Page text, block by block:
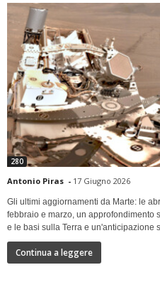
280
Antonio Piras - 17 Giugno 2026
Gli ultimi aggiornamenti da Marte: le
febbraio e marzo, un approfondimento
e le basi sulla Terra e un'anticipazione
Continua a leggere